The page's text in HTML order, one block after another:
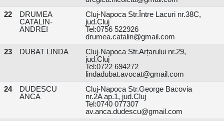
22
DRUMEA
CATALIN-
ANDREI
Cluj-Napoca Str.Între Lacuri nr.38C,
jud.Cluj
Tel:0756 522926
drumea.catalin@gmail.com
23
DUBAT LINDA
Cluj-Napoca Str.Arțarului nr.29,
jud.Cluj
Tel:0722 694272
lindadubat.avocat@gmail.com
24
DUDESCU
ANCA
Cluj-Napoca Str.George Bacovia
nr.2A ap.1, jud.Cluj
Tel:0740 077307
av.anca.dudescu@gmail.com